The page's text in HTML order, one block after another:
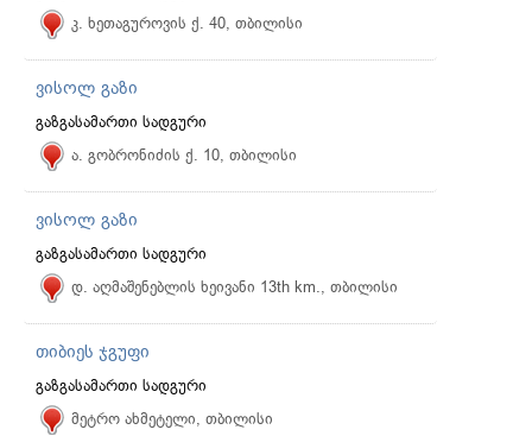
კ. ხეთაგუროვის ქ. 40, თბილისი
ვისოლ გაზი
გაზგასამართი სადგური
ა. გობრონიძის ქ. 10, თბილისი
ვისოლ გაზი
გაზგასამართი სადგური
დ. აღმაშენებლის ხეივანი 13th km., თბილისი
თიბიეს ჯგუფი
გაზგასამართი სადგური
მეტრო ახმეტელი, თბილისი